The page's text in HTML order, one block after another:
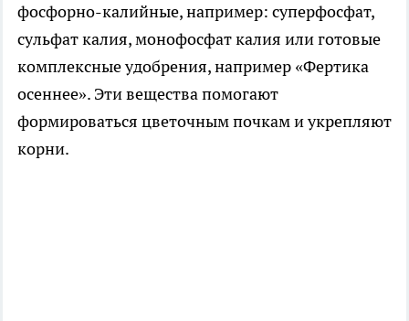
фосфорно-калийные, например: суперфосфат,
сульфат калия, монофосфат калия или готовые
комплексные удобрения, например «Фертика
осеннее». Эти вещества помогают
формироваться цветочным почкам и укрепляют
корни.